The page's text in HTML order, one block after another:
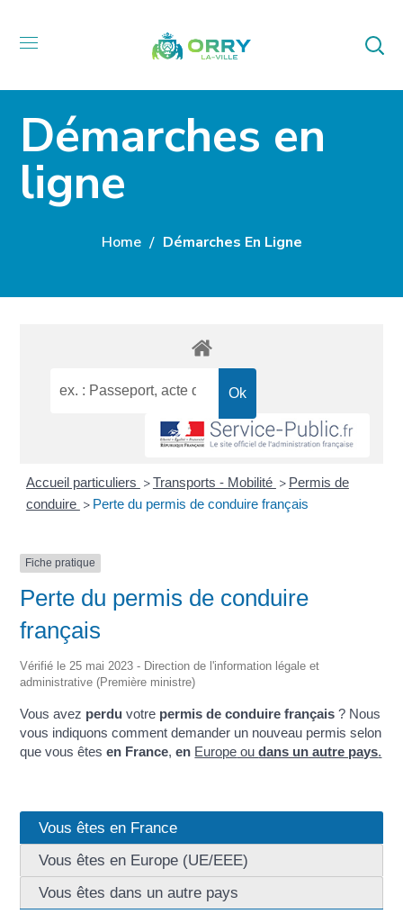
Démarches en
ligne
Home Démarches En Ligne
Accueil particuliers >Transports - Mobilité > Permis de
conduire > Perte du permis de conduire français
Fiche pratique
Perte du permis de conduire
français
Vérifié le 25 mai 2023 - Direction de l'information légale et
administrative (Première ministre)
Vous avez perdu votre permis de conduire français ? Nous
vous indiquons comment demander un nouveau permis selon
que vous êtesen France,en Europe oudans un autre pays.
Vous êtes en France
Vous êtes en Europe (UE/EEE)
Vous êtes dans un autre pays